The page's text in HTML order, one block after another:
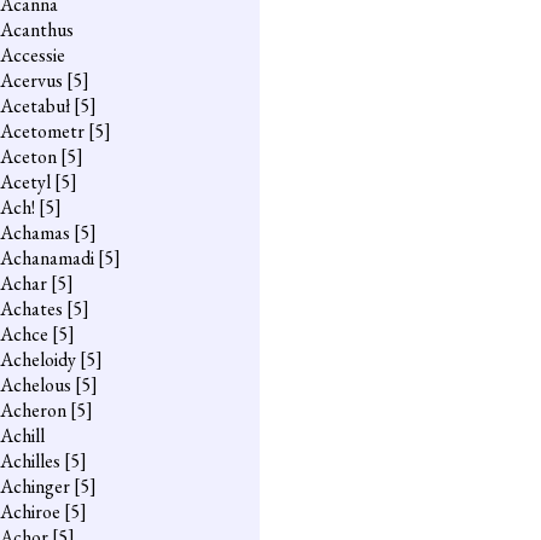
Acanthus
Accessie
Acervus [5]
Acetabuł[5]
Acetometr[5]
Aceton[5]
Acetyl[5]
Ach! [5]
Achamas [5]
Achanamadi[5]
Achar[5]
Achates [5]
Achce [5]
Acheloidy[5]
Achelous [5]
Acheron[5]
Achill
Achilles [5]
Achinger[5]
Achiroe [5]